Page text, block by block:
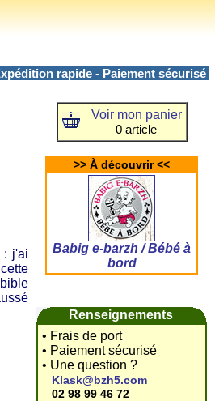
rapide - Paiement sécurisé
j'ai
Voir mon panier
0 article
>> À découvrir <<
Babig e-barzh / Bébé à
bord
Renseignements
• Frais de port
• Paiement sécurisé
• Une question ?
Klask@bzh5.com
02 98 99 46 72